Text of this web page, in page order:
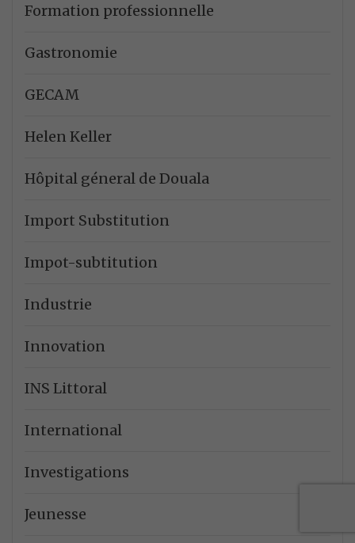
Formation professionnelle
Gastronomie
GECAM
Helen Keller
Hôpital géneral de Douala
Import Substitution
Impot-subtitution
Industrie
Innovation
INS Littoral
International
Investigations
Jeunesse